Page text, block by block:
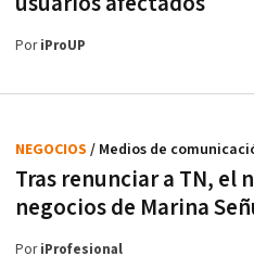
PoriProUP
Tras renunciar a TN, el
negocios de Marina
NEGOCIOS / Medios de
PoriProfesional